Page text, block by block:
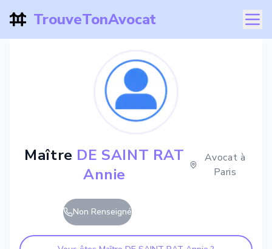
TrouveTonAvocat
Maître DE SAINT RAT
Annie
Avocat à
Paris
Non Renseigné